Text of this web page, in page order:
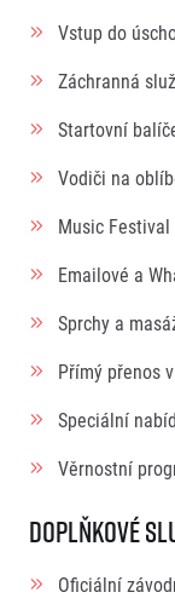
Vstup do
Záchranná
Startovní
Vodiči na
Music
Emailové a
Sprchy a
Přímý přenos
Speciální
Věrnostní
Doplňkové
Oficiální